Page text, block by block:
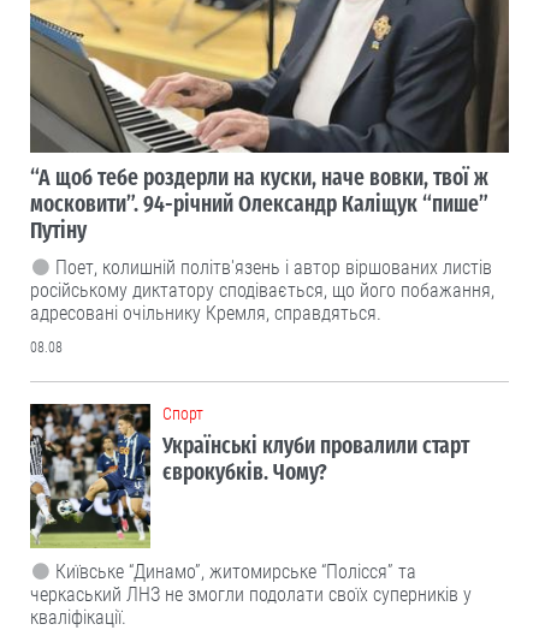
“А щоб тебе роздерли на куски, наче вовки, твої ж
московити”. 94-річний Олександр Каліщук “пише”
Путіну
Поет, колишній політв'язень і автор віршованих листів
російському диктатору сподівається, що його побажання,
адресовані очільнику Кремля, справдяться.
08.08
Cпорт
Українські клуби провалили старт
єврокубків. Чому?
Київське “Динамо”, житомирське “Полісся” та
черкаський ЛНЗ не змогли подолати своїх суперників у
кваліфікації.